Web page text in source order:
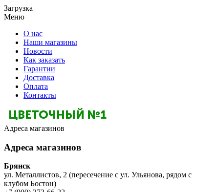
Загрузка
Меню
О нас
Наши магазины
Новости
Как заказать
Гарантии
Доставка
Оплата
Контакты
Адреса магазинов
Адреса магазинов
Брянск
ул. Металлистов, 2 (пересечение с ул. Ульянова, рядом с
клубом Бостон)